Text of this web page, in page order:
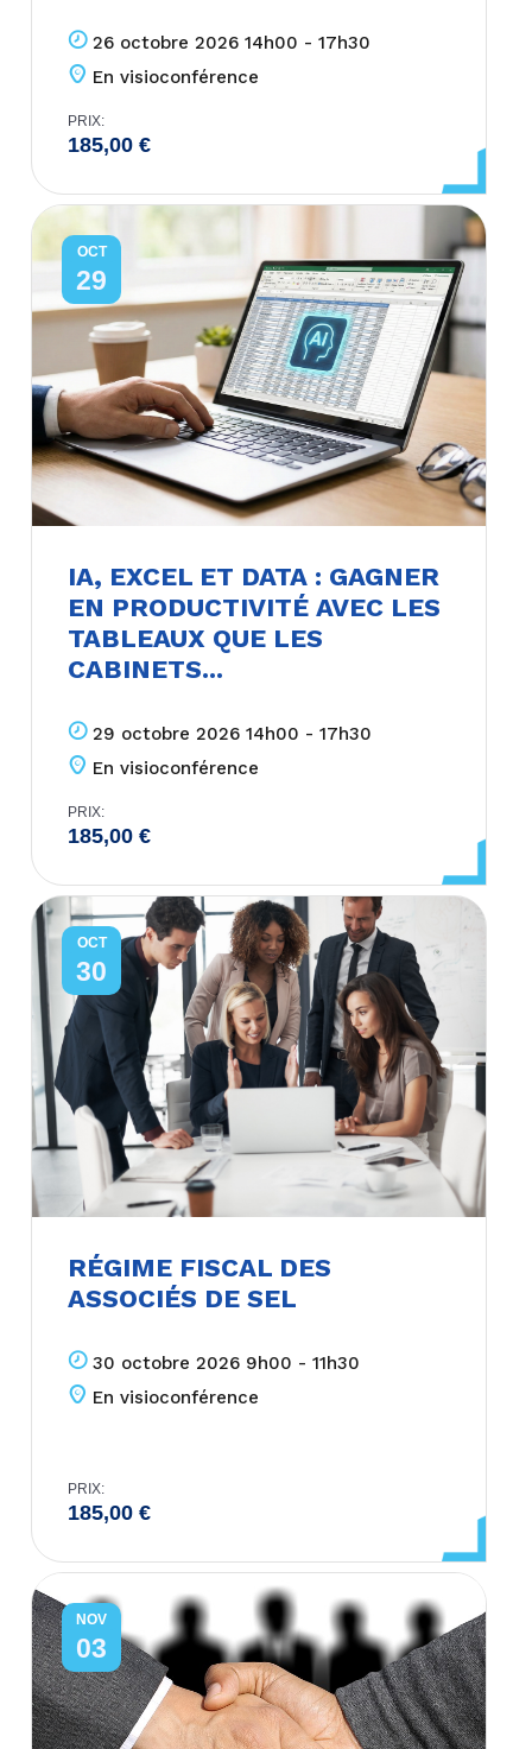
26 octobre 2026 14h00 - 17h30
En visioconférence
PRIX:
185,00€
OCT
29
IA, EXCEL ET DATA : GAGNER
EN PRODUCTIVITÉ AVEC LES
TABLEAUX QUE LES
CABINETS...
29 octobre 2026 14h00 - 17h30
En visioconférence
PRIX:
185,00€
OCT
30
RÉGIME FISCAL DES
ASSOCIÉS DE SEL
30 octobre 2026 9h00 - 11h30
En visioconférence
PRIX:
185,00€
NOV
03